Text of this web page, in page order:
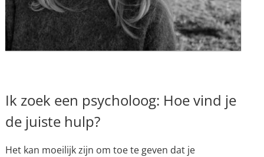
Ik zoek een psycholoog: Hoe vind je
de juiste hulp?
Het kan moeilijk zijn om toe te geven dat je